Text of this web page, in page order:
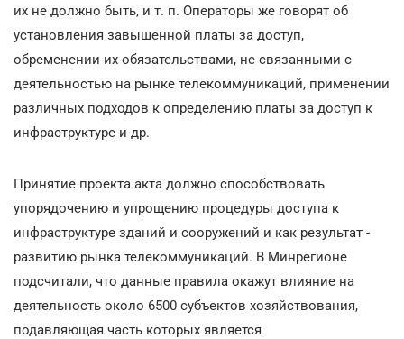
их не должно быть, и т. п. Операторы же говорят об
установления завышенной платы за доступ,
обременении их обязательствами, не связанными с
деятельностью на рынке телекоммуникаций, применении
различных подходов к определению платы за доступ к
инфраструктуре и др.
Принятие проекта акта должно способствовать
упорядочению и упрощению процедуры доступа к
инфраструктуре зданий и сооружений и как результат -
развитию рынка телекоммуникаций. В Минрегионе
подсчитали, что данные правила окажут влияние на
деятельность около 6500 субъектов хозяйствования,
подавляющая часть которых является